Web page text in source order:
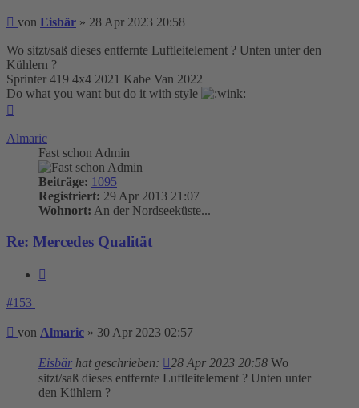
Beitrag
von Eisbär » 28 Apr 2023 20:58
Wo sitzt/saß dieses entfernte Luftleitelement ? Unten unter den
Kühlern ?
Sprinter 419 4x4 2021 Kabe Van 2022
Do what you want but do it with style
Almaric
Fast schon Admin
Beiträge: 1095
Registriert: 29 Apr 2013 21:07
Wohnort: An der Nordseeküste...
Re: Mercedes Qualität
#153
Beitrag
von Almaric » 30 Apr 2023 02:57
Eisbär hat geschrieben: 28 Apr 2023 20:58 Wo
sitzt/saß dieses entfernte Luftleitelement ? Unten unter
den Kühlern ?